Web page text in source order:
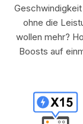
ohne die
wollen mehr?
Boosts auf